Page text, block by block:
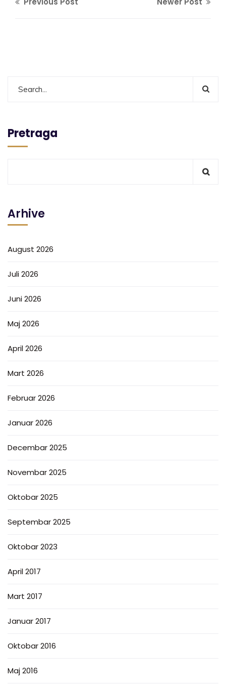
Pretraga
Arhive
August 2026
Juli 2026
Juni 2026
Maj 2026
April 2026
Mart 2026
Februar 2026
Januar 2026
Decembar 2025
Novembar 2025
Oktobar 2025
Septembar 2025
Oktobar 2023
April 2017
Mart 2017
Januar 2017
Oktobar 2016
Maj 2016